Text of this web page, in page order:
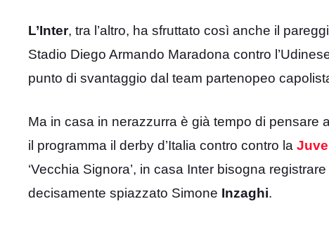
L’Inter, tra l’altro, ha sfruttato così anche il
Stadio Diego Armando Maradona contro
punto di svantaggio dal team partenopeo
Ma in casa in nerazzurra è già tempo di pensare
il programma il derby d’Italia contro contro la
‘Vecchia Signora’, in casa Inter bisogna
decisamente spiazzato Simone Inzaghi.